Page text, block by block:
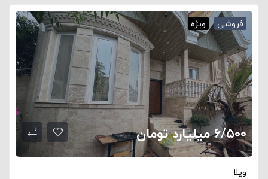
فروشی ویژه
۶/۵۰۰ میلیارد تومان
ویلا